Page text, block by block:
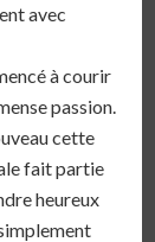
avec
à courir
passion.
cette
fait partie
heureux